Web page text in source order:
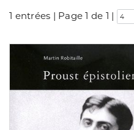
1 entrées | Page 1 de 1 |